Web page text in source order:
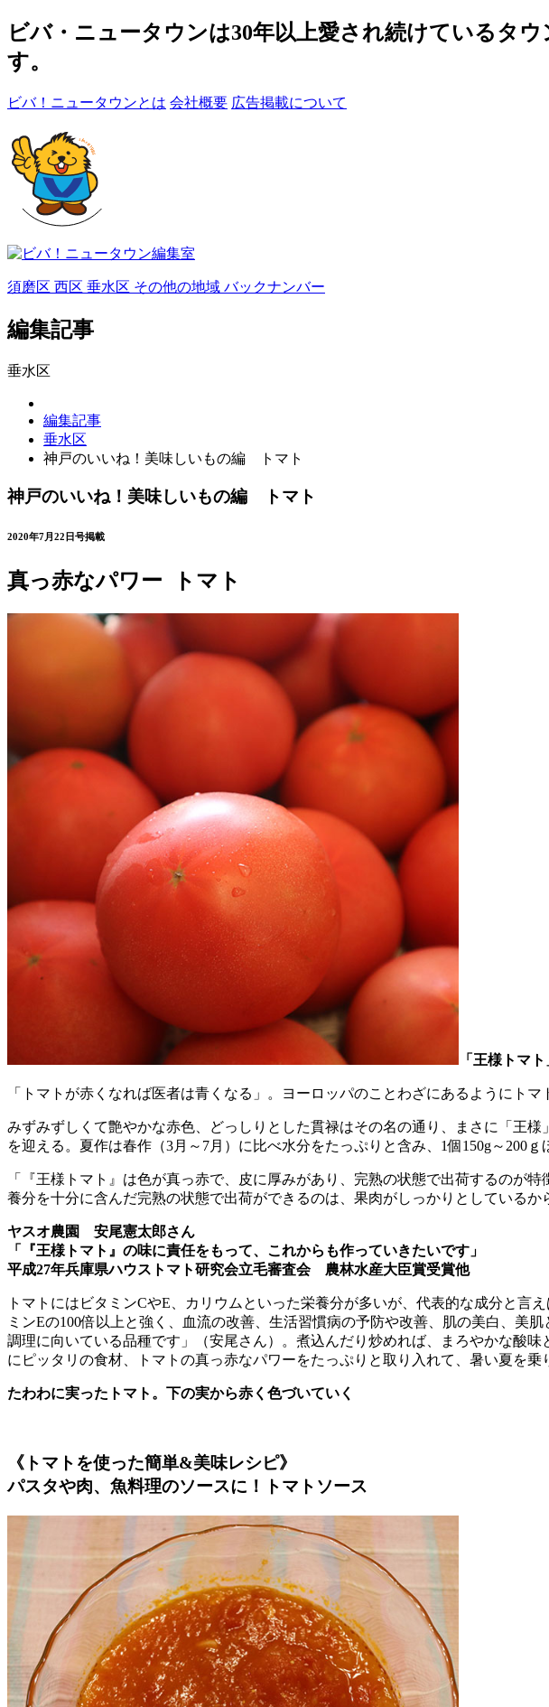
ビバ・ニュータウンは30年以上愛され続けているタ
す。
ビバ！ニュータウンとは 会社概要 広告掲載について
須磨区 西区 垂水区 その他の地域 バックナンバー
編集記事
垂水区
編集記事
垂水区
神戸のいいね！美味しいもの編 トマト
神戸のいいね！美味しいもの編 トマト
2020年7月22日号掲載
真っ赤なパワー トマト
「王様トマ
「トマトが赤くなれば医者は青くなる」。ヨーロッパのことわざにあるようにト
みずみずしくて艶やかな赤色、どっしりとした貫禄はその名の通り、まさに「王
を迎える。夏作は春作（3月～7月）に比べ水分をたっぷりと含み、1個150g～200ｇ
「『王様トマト』は色が真っ赤で、皮に厚みがあり、完熟の状態で出荷するの
養分を十分に含んだ完熟の状態で出荷ができるのは、果肉がしっかりとしている
ヤスオ農園 安尾憲太郎さん
「『王様トマト』の味に責任をもって、これからも作っていきたいです」
平成27年兵庫県ハウストマト研究会立毛審査会 農林水産大臣賞受賞他
トマトにはビタミンCやE、カリウムといった栄養分が多いが、代表的な成分と
ミンEの100倍以上と強く、血流の改善、生活習慣病の予防や改善、肌の美白、美
調理に向いている品種です」（安尾さん）。煮込んだり炒めれば、まろやかな酸
にピッタリの食材、トマトの真っ赤なパワーをたっぷりと取り入れて、暑い夏を乗
たわわに実ったトマト。下の実から赤く色づいていく
《トマトを使った簡単&美味レシピ》
パスタや肉、魚料理のソースに！
トマトソース